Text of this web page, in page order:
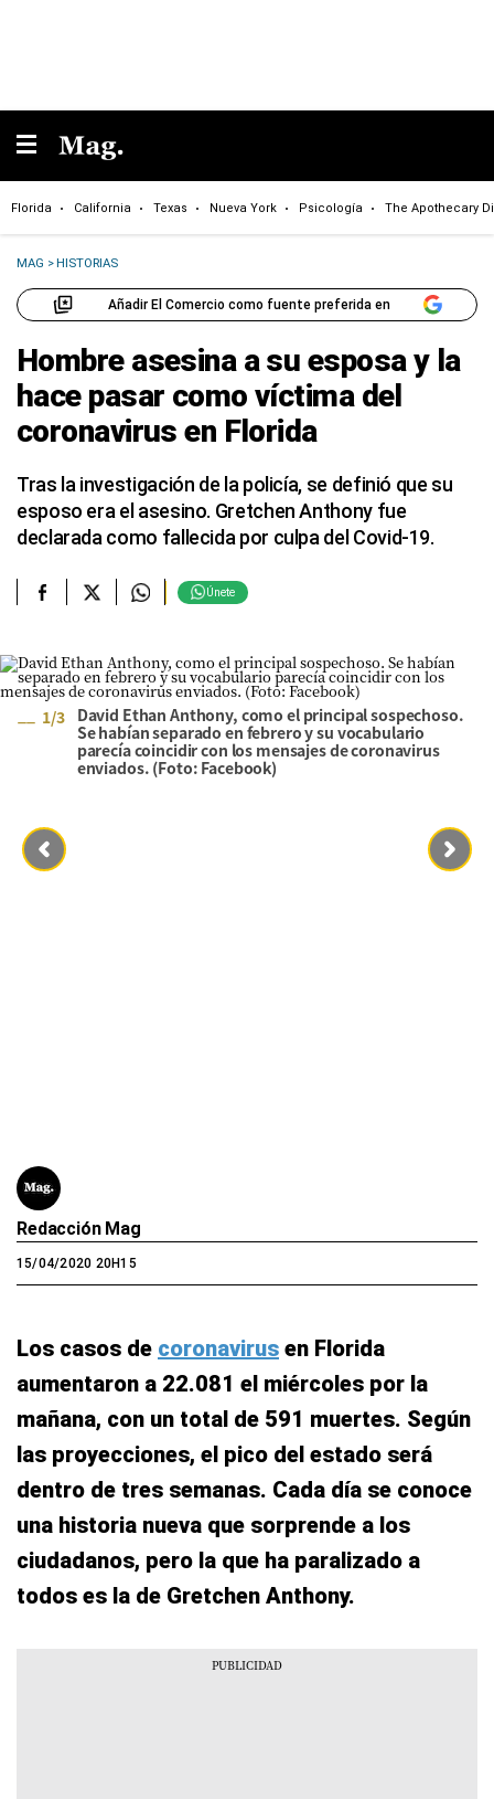
Florida California Texas Nueva York Psicología The Apothecary
MAG >HISTORIAS
Añadir El Comercio como fuente preferida en
Hombre asesina a su esposa y la
hace pasar como víctima del
coronavirus en Florida
Tras la investigación de la policía, se definió que su
esposo era el asesino. Gretchen Anthony fue
declarada como fallecida por culpa del Covid-19.
Únete
1/3
David Ethan Anthony, como el principal sospechoso.
Se habían separado en febrero y su vocabulario
parecía coincidir con los mensajes de coronavirus
enviados. (Foto: Facebook)
Redacción Mag
15/04/2020 20H15
Los casos de coronavirus en Florida
aumentaron a 22.081 el miércoles por la
mañana, con un total de 591 muertes. Según
las proyecciones, el pico del estado será
dentro de tres semanas. Cada día se conoce
una historia nueva que sorprende a los
ciudadanos, pero la que ha paralizado a
todos es la de Gretchen Anthony.